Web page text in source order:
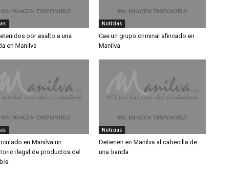
por asalto a una
en Manilva
Noticias
Cae un grupo criminal afincado en
Manilva
en Manilva un
ilegal de productos del
Noticias
Detienen en Manilva al cabecilla de
una banda